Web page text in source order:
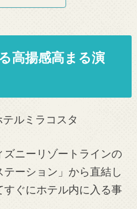
高揚感高まる演
ズニーリゾートラインの
テーション」から直結し
ぐにホテル内に入る事